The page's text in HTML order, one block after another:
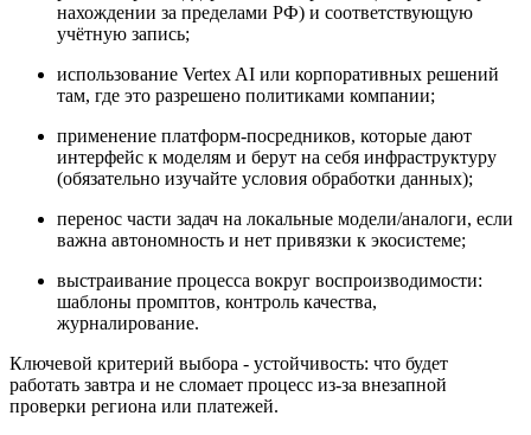
нахождении за пределами РФ) и соответствующую
учётную запись;
использование Vertex AI или корпоративных решений
там, где это разрешено политиками компании;
применение платформ-посредников, которые дают
интерфейс к моделям и берут на себя инфраструктуру
(обязательно изучайте условия обработки данных);
перенос части задач на локальные модели/аналоги, если
важна автономность и нет привязки к экосистеме;
выстраивание процесса вокруг воспроизводимости:
шаблоны промптов, контроль качества,
журналирование.
Ключевой критерий выбора - устойчивость: что будет
работать завтра и не сломает процесс из-за внезапной
проверки региона или платежей.